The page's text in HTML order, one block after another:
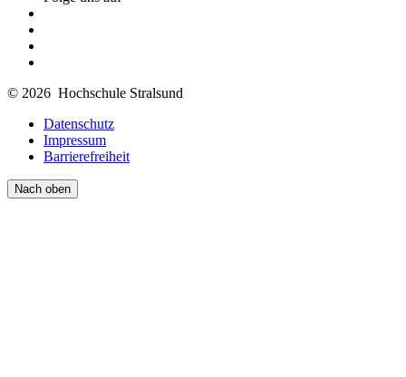
© 2026 Hochschule Stralsund
Datenschutz
Impressum
Barrierefreiheit
Nach oben